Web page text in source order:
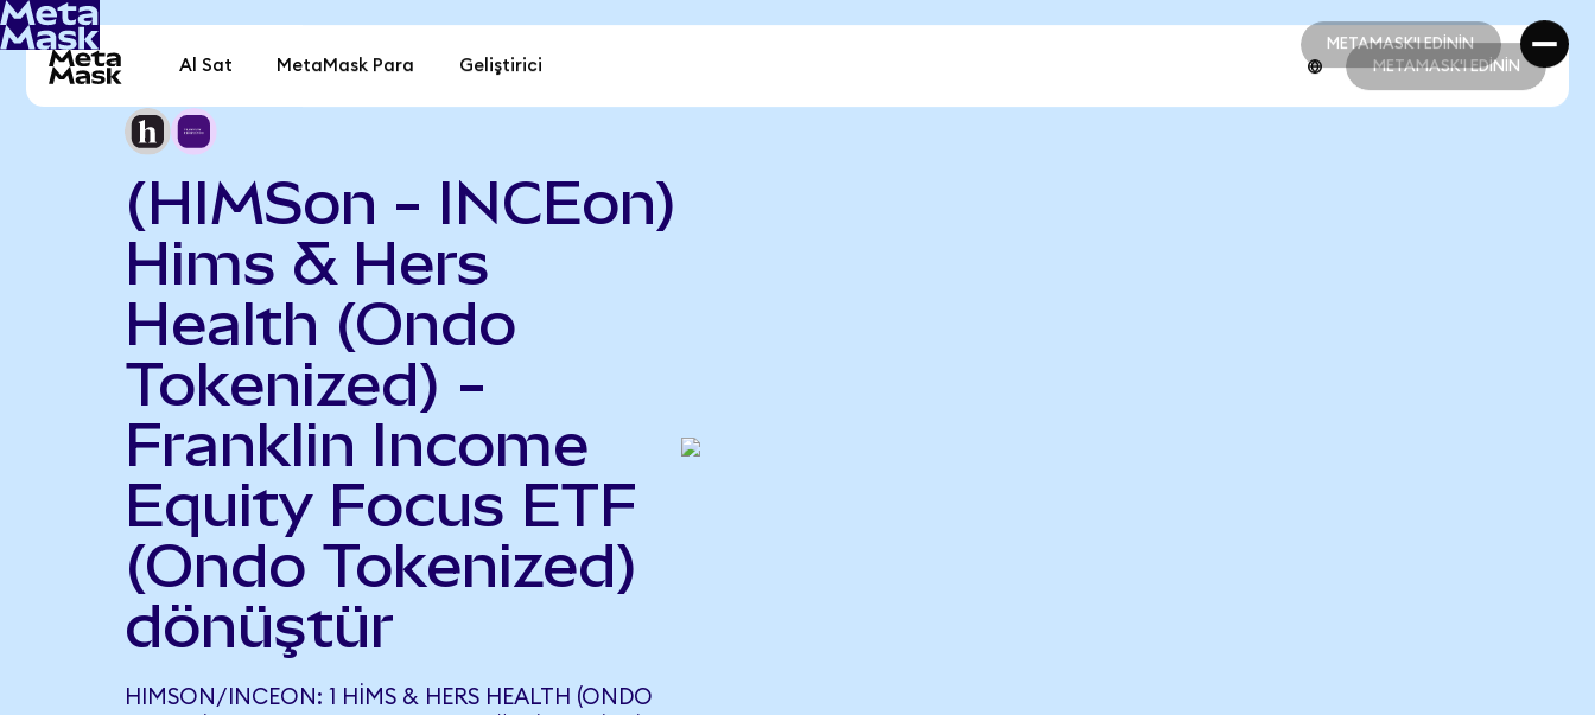
METAMASK'I EDİNİN
METAMASK'I EDİNİN
Al Sat MetaMask Para Geliştirici METAMASK'I EDİNİN
(HIMSon - INCEon)
Hims & Hers
Health (Ondo
Tokenized) -
Franklin Income
Equity Focus ETF
(Ondo Tokenized)
dönüştür
HIMSON/INCEON: 1 HIMS & HERS HEALTH (ONDO